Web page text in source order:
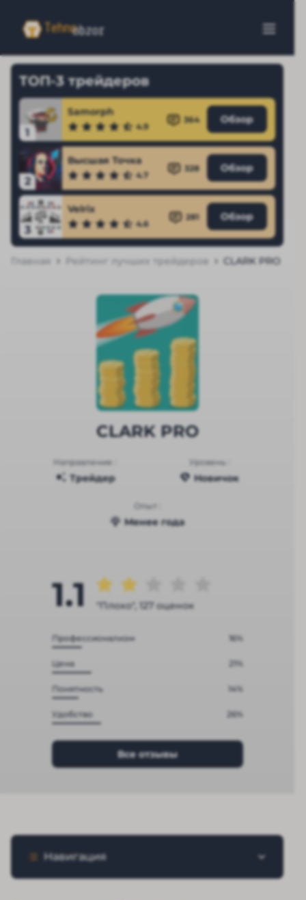
ТОП-3 трейдеров
1
Samorph
4.9
364 Обзор
2
Высшая Точка
4.7
328 Обзор
3
Velrix
4.6
281 Обзор
Главная Рейтинг лучших трейдеров CLARK PRO
CLARK PRO
Направление :
Трейдер
Уровень :
Новичок
Опыт :
Менее года
1.1 "Плохо", 127 оценок
Профессионализм 16%
Цена 21%
Понятность 14%
Удобство 26%
Все отзывы
Навигация